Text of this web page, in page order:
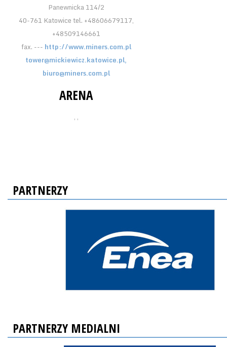
Panewnicka 114/2
40-761 Katowice tel. +48606679117,
+48509146661
fax. --- http://www.miners.com.pl
tower@mickiewicz.katowice.pl,
biuro@miners.com.pl
ARENA
, ,
PARTNERZY
PARTNERZY MEDIALNI